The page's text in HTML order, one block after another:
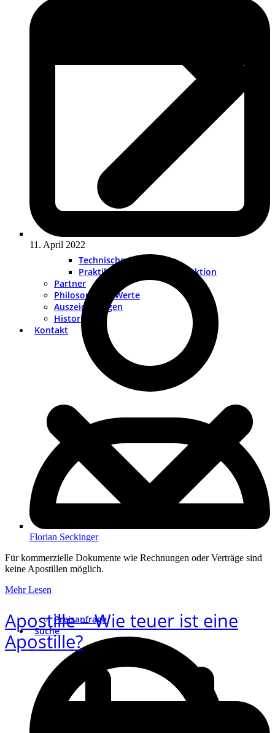
Technischer Redakteur
Praktikum Technische Redaktion
Partner
Philosophie & Werte
Auszeichnungen
Historie
Kontakt
Preisanfrage
Suche
11. April 2022
Florian Seckinger
Für kommerzielle Dokumente wie Rechnungen oder Verträge sind
keine Apostillen möglich.
Mehr Lesen
Apostille – Wie teuer ist eine
Apostille?